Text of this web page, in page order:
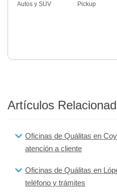
Autos y SUV Pickup
Artículos
Oficinas de Quálitas en
atención a cliente
Oficinas de Quálitas en
teléfono y trámites